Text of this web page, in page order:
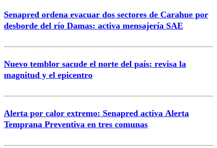
Correo
Senapred ordena evacuar dos sectores de Carahue por
desborde del río Damas: activa mensajería SAE
Nuevo temblor sacude el norte del país: revisa la
magnitud y el epicentro
Alerta por calor extremo: Senapred activa Alerta
Temprana Preventiva en tres comunas